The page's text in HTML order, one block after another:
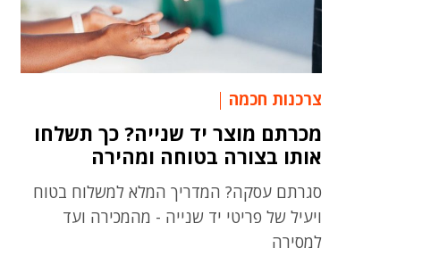
צרכנות חכמה
מכרתם מוצר יד שנייה? כך תשלחו
אותו בצורה בטוחה ומהירה
סגרתם עסקה? המדריך המלא למשלוח בטוח
ויעיל של פריטי יד שנייה - מהמכירה ועד
למסירה